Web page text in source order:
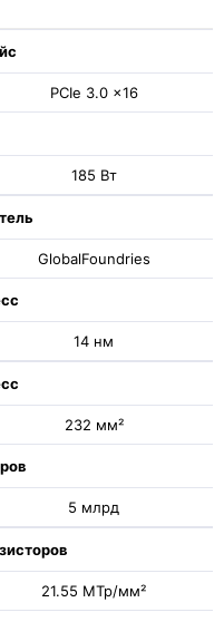
PCIe 3.0 x16
185 Вт
GlobalFoundries
14 нм
232 мм²
5 млрд
21.55 МТр/мм²